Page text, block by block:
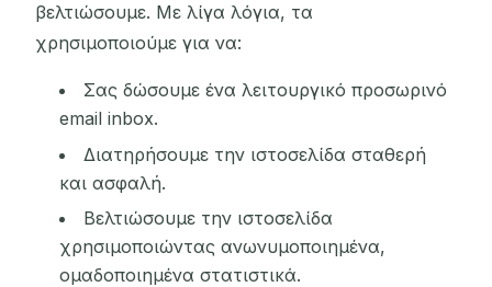
βελτιώσουμε. Με λίγα λόγια, τα
χρησιμοποιούμε για να:
Σας δώσουμε ένα λειτουργικό προσωρινό
email inbox.
Διατηρήσουμε την ιστοσελίδα σταθερή
και ασφαλή.
Βελτιώσουμε την ιστοσελίδα
χρησιμοποιώντας ανωνυμοποιημένα,
ομαδοποιημένα στατιστικά.